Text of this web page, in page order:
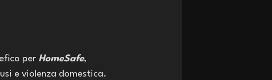
per HomeSafe,
e violenza domestica.